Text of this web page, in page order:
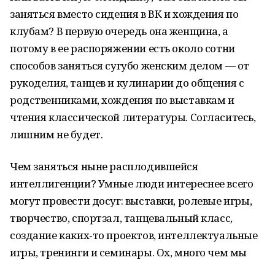
заняться вместо сидения в ВК и хождения по
клубам? В первую очередь она женщина, а
потому в ее распоряжении есть около сотни
способов заняться сугубо женским делом — от
рукоделия, танцев и кулинарии до общения с
родственниками, хождения по выставкам и
чтения классической литературы. Согласитесь,
лишним не будет.
Чем заняться ныне расплодившейся
интеллигенции? Умные люди интереснее всего
могут провести досуг: выставки, ролевые игры,
творчество, спортзал, танцевальный класс,
создание каких-то проектов, интеллектуальные
игры, тренинги и семинары. Ох, много чем мы